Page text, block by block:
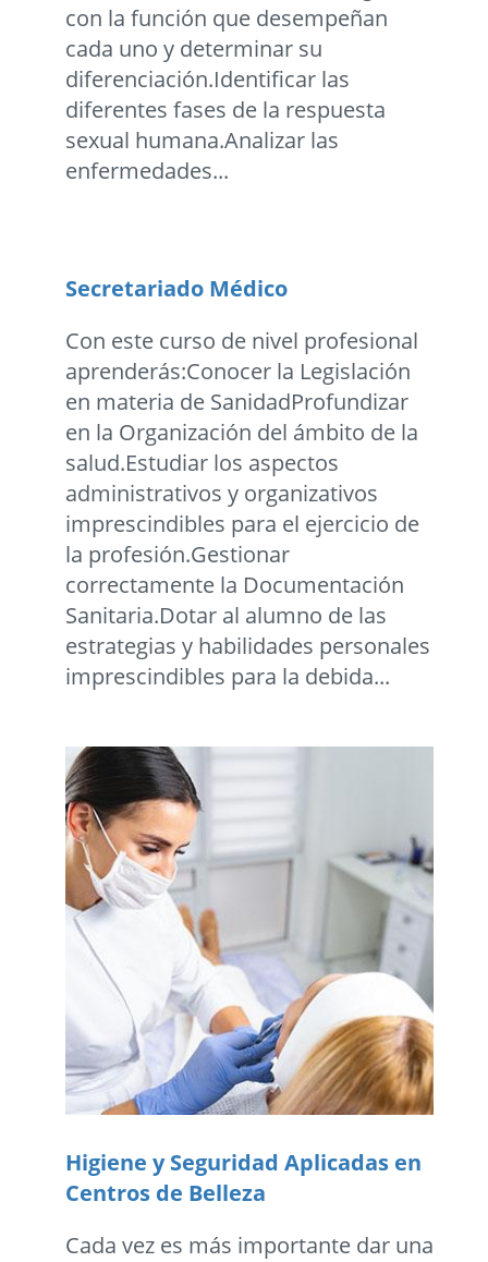
con la función que desempeñan
cada uno y determinar su
diferenciación.Identificar las
diferentes fases de la respuesta
sexual humana.Analizar las
enfermedades...
Secretariado Médico
Con este curso de nivel profesional
aprenderás:Conocer la Legislación
en materia de SanidadProfundizar
en la Organización del ámbito de la
salud.Estudiar los aspectos
administrativos y organizativos
imprescindibles para el ejercicio de
la profesión.Gestionar
correctamente la Documentación
Sanitaria.Dotar al alumno de las
estrategias y habilidades personales
imprescindibles para la debida...
Higiene y Seguridad Aplicadas en
Centros de Belleza
Cada vez es más importante dar una